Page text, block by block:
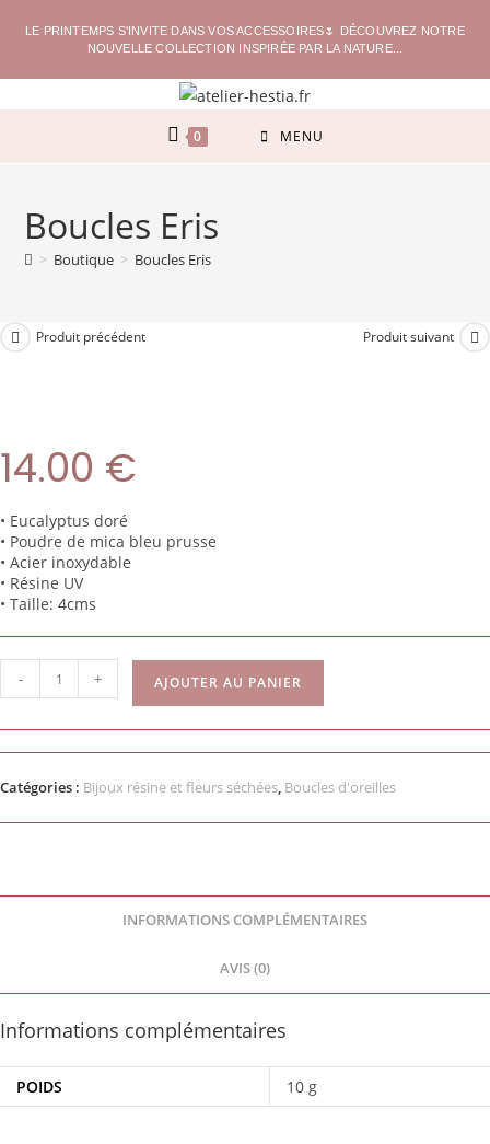
LE PRINTEMPS S'INVITE DANS VOS ACCESSOIRES🌷 DÉCOUVREZ NOTRE
NOUVELLE COLLECTION INSPIRÉE PAR LA NATURE...
0 MENU
Boucles Eris
> Boutique > Boucles Eris
Produit précédent Produit suivant
14.00 €
• Eucalyptus doré
• Poudre de mica bleu prusse
• Acier inoxydable
• Résine UV
• Taille: 4cms
- + AJOUTER AU PANIER
Catégories : Bijoux résine et fleurs séchées, Boucles d'oreilles
INFORMATIONS COMPLÉMENTAIRES
AVIS (0)
Informations complémentaires
POIDS 10 g